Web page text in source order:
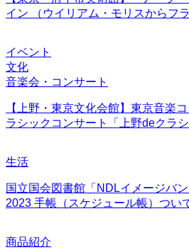
イン （ウイリアム・モリスからフ
イベント
文化
音楽会・コンサート
【上野・東京文化会館】東京音楽
ラシックコンサート「上野deクラ
生活
国立国会図書館「NDLイメージバ
2023 手帳（スケジュール帳）つい
商品紹介